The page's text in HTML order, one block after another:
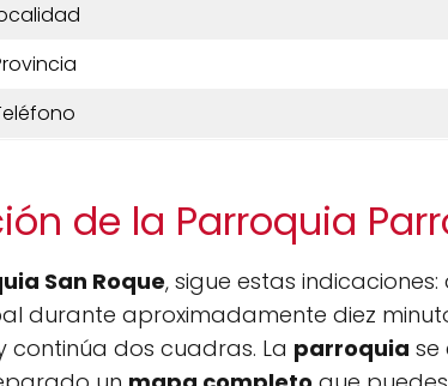
de la Parroquia
San Roque, sigue estas
durante aproximadamente diez
dos cuadras. La parroquia se